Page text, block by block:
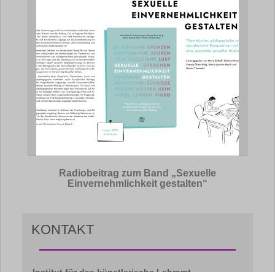
Radiobeitrag zum Band „Sexuelle
Einvernehmlichkeit gestalten“
KONTAKT